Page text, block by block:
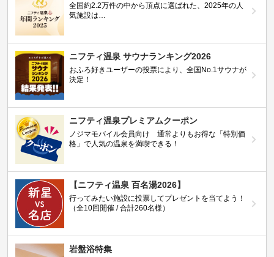
全国約2.2万件の中から頂点に選ばれた、2025年の人
気施設は…
ニフティ温泉 サウナランキング2026
おふろ好きユーザーの投票により、全国No.1サウナが
決定！
ニフティ温泉プレミアムクーポン
ノジマモバイル会員向け 通常よりもお得な「特別価
格」で人気の温泉を満喫できる！
【ニフティ温泉 百名湯2026】
行ってみたい施設に投票してプレゼントを当てよう！
（全10回開催 / 合計260名様）
岩盤浴特集